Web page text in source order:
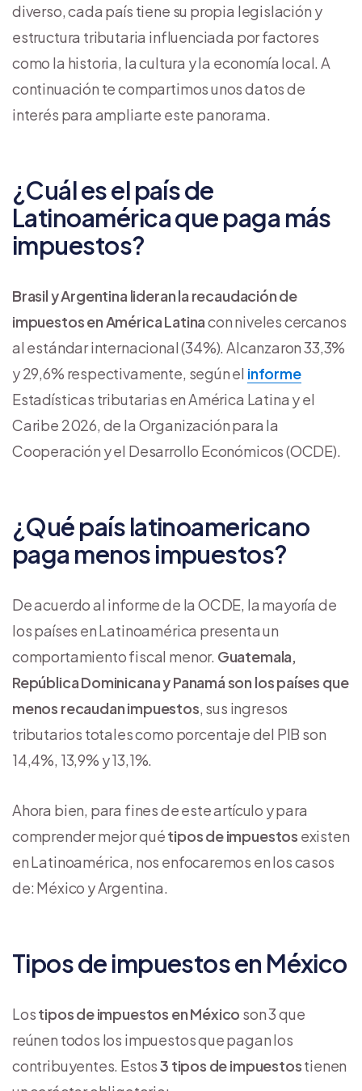
diverso, cada país tiene su propia legislación y
estructura tributaria influenciada por factores
como la historia, la cultura y la economía local. A
continuación te compartimos unos datos de
interés para ampliarte este panorama.
¿Cuál es el país de
Latinoamérica que paga más
impuestos?
Brasil y Argentina lideran la recaudación de
impuestos en América Latinacon niveles cercanos
al estándar internacional (34%). Alcanzaron 33,3%
y 29,6% respectivamente, según el informe
Estadísticas tributarias en América Latina y el
Caribe 2026, de la Organización para la
Cooperación y el Desarrollo Económicos (OCDE).
¿Qué país latinoamericano
paga menos impuestos?
De acuerdo al informe de la OCDE, la mayoría de
los países en Latinoamérica presenta un
comportamiento fiscal menor. Guatemala,
República Dominicana y Panamá son los países que
menos recaudan impuestos, sus ingresos
tributarios totales como porcentaje del PIB son
14,4%, 13,9% y 13,1%.
Ahora bien, para fines de este artículo y para
comprender mejor quétipos de impuestos existen
en Latinoamérica, nos enfocaremos en los casos
de: México y Argentina.
Tipos de impuestos en México
Lostipos de impuestos en México son 3 que
reúnen todos los impuestos que pagan los
contribuyentes. Estos3 tipos de impuestostienen